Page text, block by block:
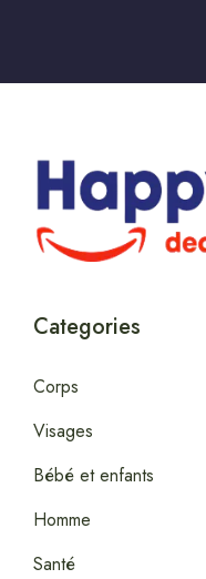
Categories
Corps
Visages
Bébé et enfants
Homme
Santé